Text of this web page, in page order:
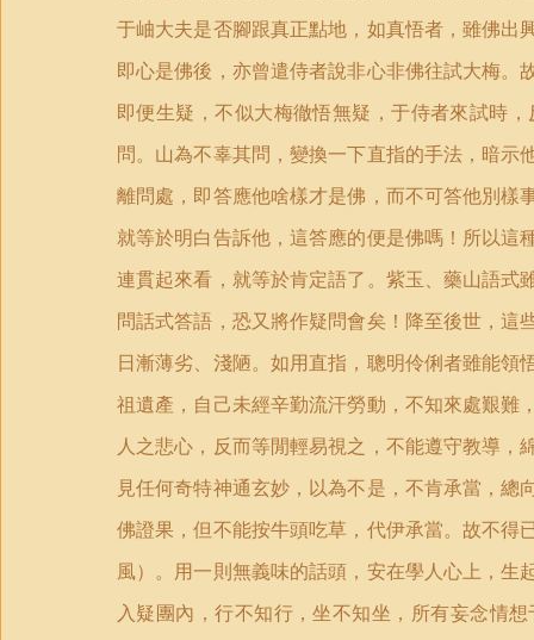
于岫大夫是否腳跟真正點地，如真悟者，雖佛
即心是佛後，亦曾遣侍者說非心非佛往試大梅
即便生疑，不似大梅徹悟無疑，于侍者來試時
問。山為不辜其問，變換一下直指的手法，暗
離問處，即答應他啥樣才是佛，而不可答他別
就等於明白告訴他，這答應的便是佛嗎！所以
連貫起來看，就等於肯定語了。紫玉、藥山語
問話式答語，恐又將作疑問會矣！降至後世，
日漸薄劣、淺陋。如用直指，聰明伶俐者雖能
祖遺產，自己未經辛勤流汗勞動，不知來處艱
人之悲心，反而等閒輕易視之，不能遵守教導
見任何奇特神通玄妙，以為不是，不肯承當，
佛證果，但不能按牛頭吃草，代伊承當。故不
風）。用一則無義味的話頭，安在學人心上，
入疑團內，行不知行，坐不知坐，所有妄念情